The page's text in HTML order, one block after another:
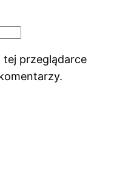
tej przeglądarce